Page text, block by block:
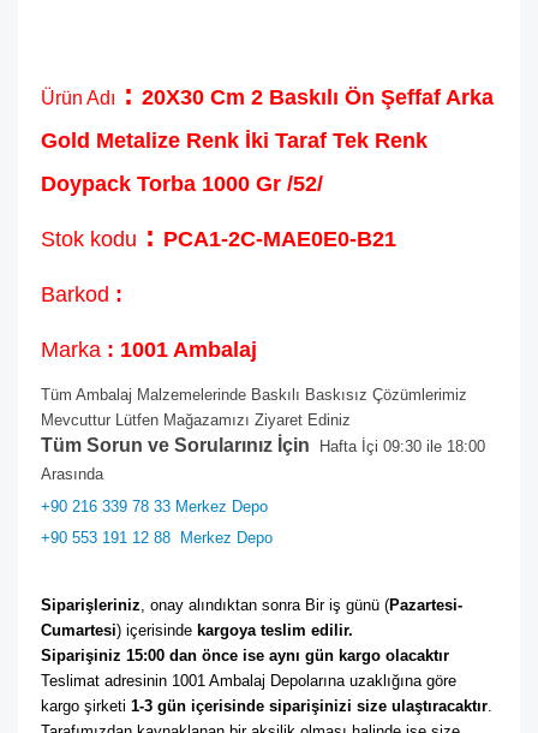
Ürün Adı : 20X30 Cm 2 Baskılı Ön Şeffaf Arka
Gold Metalize Renk İki Taraf Tek Renk
Doypack Torba 1000 Gr /52/
Stok kodu : PCA1-2C-MAE0E0-B21
Barkod :
Marka : 1001 Ambalaj
Tüm Ambalaj Malzemelerinde Baskılı Baskısız Çözümlerimiz
Mevcuttur Lütfen Mağazamızı Ziyaret Ediniz
Tüm Sorun ve Sorularınız İçin Hafta İçi 09:30 ile 18:00
Arasında
+90 216 339 78 33 Merkez Depo
+90 553 191 12 88 Merkez Depo
Siparişleriniz, onay alındıktan sonra Bir iş günü (Pazartesi-
Cumartesi) içerisinde kargoya teslim edilir.
Siparişiniz 15:00 dan önce ise aynı gün kargo olacaktır
Teslimat adresinin 1001 Ambalaj Depolarına uzaklığına göre
kargo şirketi 1-3 gün içerisinde siparişinizi size ulaştıracaktır.